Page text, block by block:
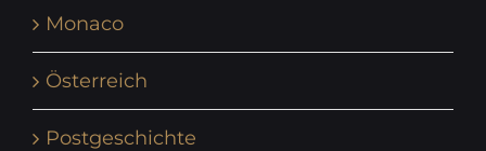
Monaco
Österreich
Postgeschichte